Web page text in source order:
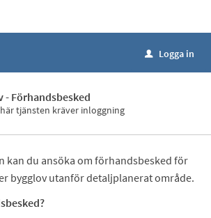
u Logga in
- Förhandsbesked
tjänsten kräver inloggning
kan du ansöka om förhandsbesked för
bygglov utanför detaljplanerat område.